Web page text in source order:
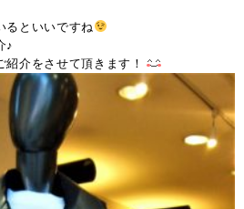
るといいですね
♪
介をさせて頂きます！